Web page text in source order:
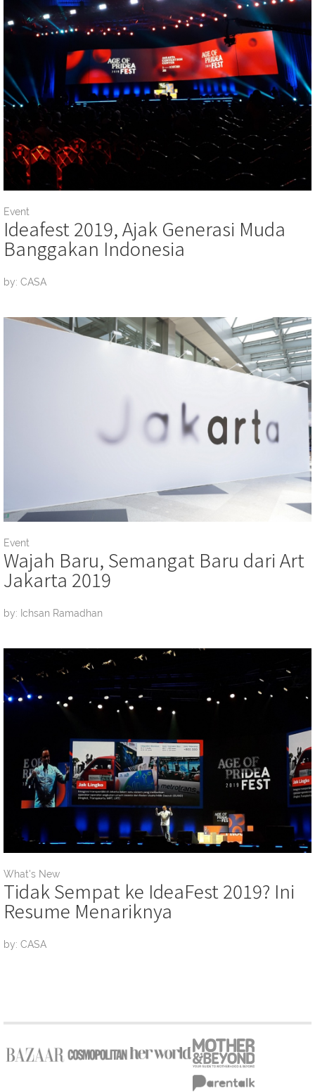
Event
Ideafest 2019, Ajak Generasi Muda
Banggakan Indonesia
by: CASA
Event
Wajah Baru, Semangat Baru dari Art
Jakarta 2019
by: Ichsan Ramadhan
What's New
Tidak Sempat ke IdeaFest 2019? Ini
Resume Menariknya
by: CASA